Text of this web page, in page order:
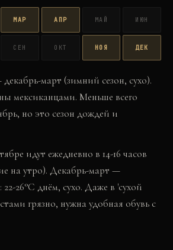
МАР АПР МАЙ ИЮН
СЕН ОКТ НОЯ ДЕК
март (зимний сезон, сухо).
мексиканцами. Меньше всего
но это сезон дождей и
идут ежедневно в 14-16 часов
на утро). Декабрь-март —
26°C днём, сухо. Даже в 'сухой
грязно, нужна удобная обувь с